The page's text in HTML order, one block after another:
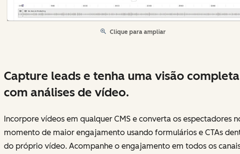
Clique para ampliar
Capture leads e tenha uma visão completa
com análises de vídeo.
Incorpore vídeos em qualquer CMS e converta os espectadores
momento de maior engajamento usando formulários e CTAs
do próprio vídeo. Acompanhe o engajamento em todos os